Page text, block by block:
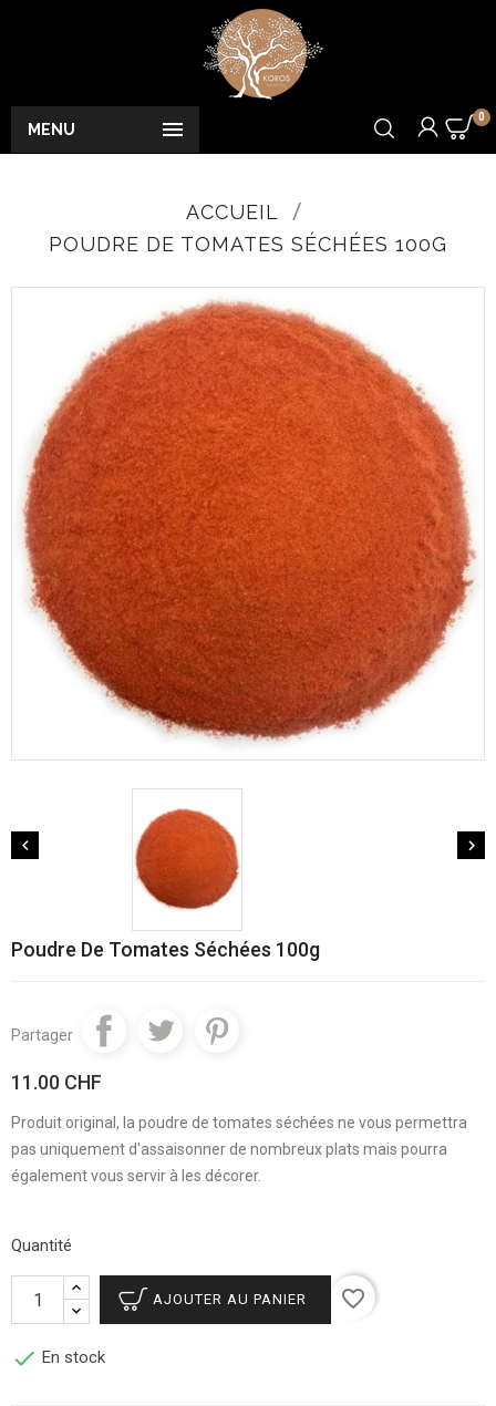

MENU
0
ACCUEIL
POUDRE DE TOMATES SÉCHÉES 100G
 
Poudre De Tomates Séchées 100g
Partager
11.00 CHF
Produit original, la poudre de tomates séchées ne vous permettra
pas uniquement d'assaisonner de nombreux plats mais pourra
également vous servir à les décorer.
Quantité
AJOUTER AU PANIER favorite_border
 En stock